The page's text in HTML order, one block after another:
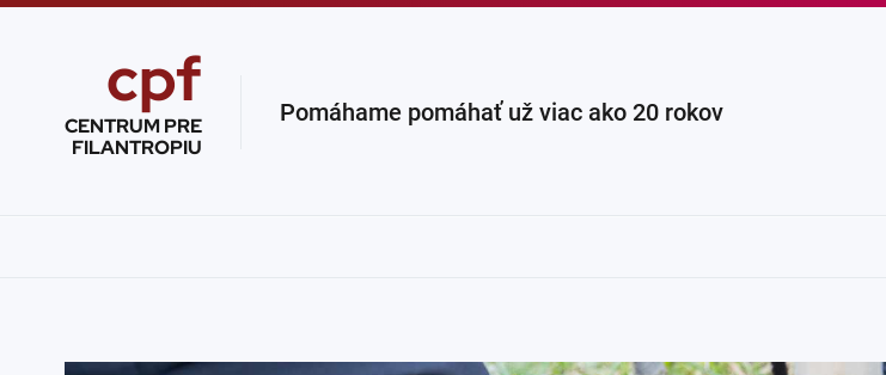
cpf
CENTRUM PRE
FILANTROPIU
Pomáhame pomáhať už viac ako 20 rokov